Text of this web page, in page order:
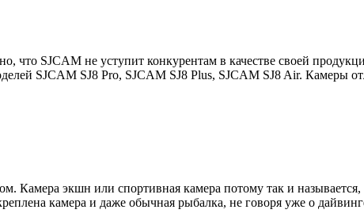
что SJCAM не уступит конкурентам в качестве своей
SJCAM SJ8 Pro, SJCAM SJ8 Plus, SJCAM SJ8 Air. Камеры
экшн или спортивная камера потому так и называется,
камера и даже обычная рыбалка, не говоря уже о